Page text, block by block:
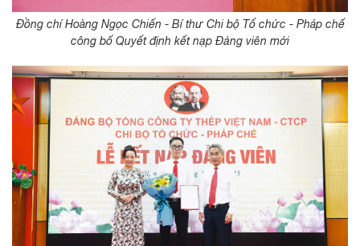
Đồng chí Hoàng Ngọc Chiến - Bí thư Chi bộ Tổ chức - Pháp chế
công bố Quyết định kết nạp Đảng viên mới